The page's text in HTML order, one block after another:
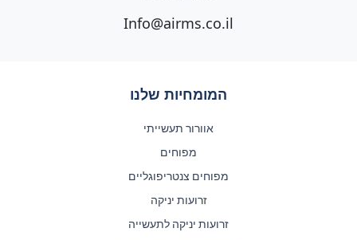
Info@airms.co.il
המומחיות שלנו
אוורור תעשייתי
מפוחים
מפוחים צנטריפוגליים
זרועות יניקה
זרועות יניקה לתעשייה